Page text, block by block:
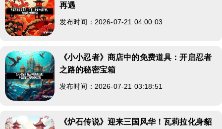
再遇
发布时间：2026-07-21 04:00:03
《小小忍者》商店中的免费道具：开启忍者
之路的秘密宝箱
发布时间：2026-07-21 03:18:51
《炉石传说》迎来三国风华！瓦莉拉化身貂